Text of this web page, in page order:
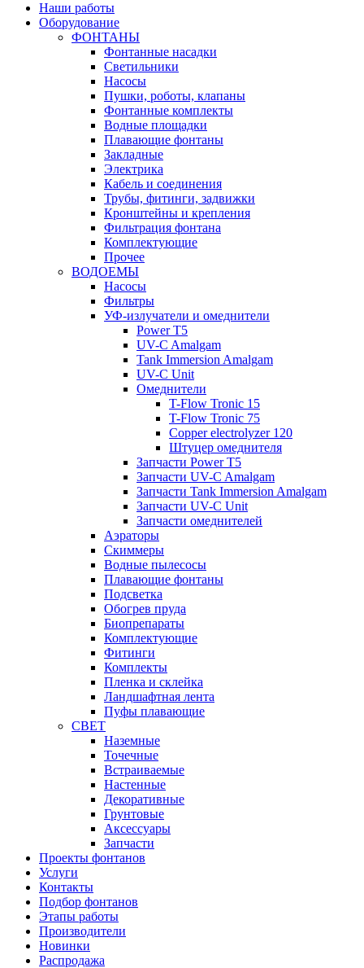
Наши работы
Оборудование
ФОНТАНЫ
Фонтанные насадки
Cветильники
Насосы
Пушки, роботы, клапаны
Фонтанные комплекты
Водные площадки
Плавающие фонтаны
Закладные
Электрика
Кабель и соединения
Трубы, фитинги, задвижки
Кронштейны и крепления
Фильтрация фонтана
Комплектующие
Прочее
ВОДОЕМЫ
Насосы
Фильтры
УФ-излучатели и омеднители
Power T5
UV-C Amalgam
Tank Immersion Amalgam
UV-C Unit
Омеднители
T-Flow Tronic 15
T-Flow Tronic 75
Copper electrolyzer 120
Штуцер омеднителя
Запчасти Power T5
Запчасти UV-C Amalgam
Запчасти Tank Immersion Amalgam
Запчасти UV-C Unit
Запчасти омеднителей
Аэраторы
Cкиммеры
Водные пылесосы
Плавающие фонтаны
Подсветка
Обогрев пруда
Биопрепараты
Комплектующие
Фитинги
Комплекты
Пленка и склейка
Ландшафтная лента
Пуфы плавающие
СВЕТ
Наземные
Точечные
Встраиваемые
Настенные
Декоративные
Грунтовые
Аксессуары
Запчасти
Проекты фонтанов
Услуги
Контакты
Подбор фонтанов
Этапы работы
Производители
Новинки
Распродажа